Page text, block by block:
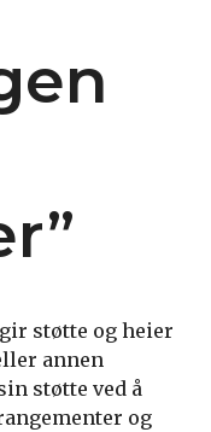
støtte og heier
annen
støtte ved å
og